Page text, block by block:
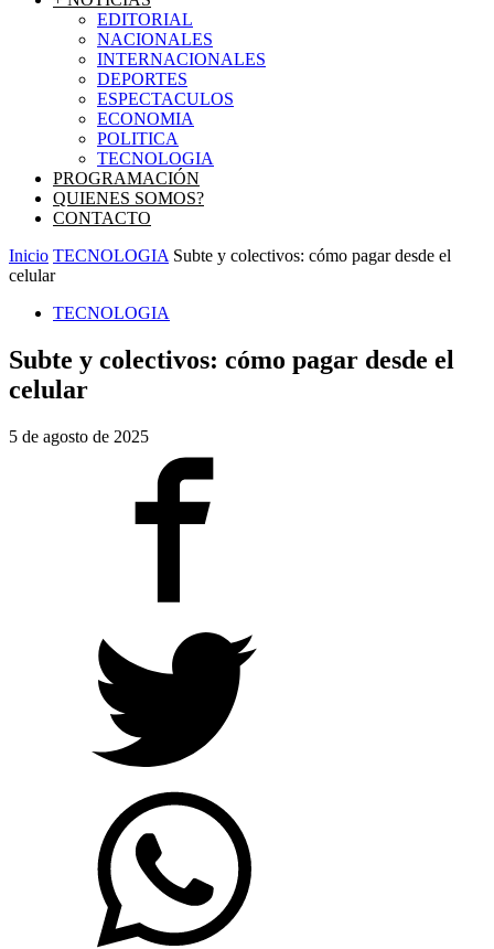
EDITORIAL
NACIONALES
INTERNACIONALES
DEPORTES
ESPECTACULOS
ECONOMIA
POLITICA
TECNOLOGIA
PROGRAMACIÓN
QUIENES SOMOS?
CONTACTO
Inicio TECNOLOGIA Subte y colectivos: cómo pagar desde el
celular
TECNOLOGIA
Subte y colectivos: cómo pagar desde el
celular
5 de agosto de 2025